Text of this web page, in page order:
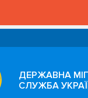
ДЕРЖАВНА
СЛУЖБА